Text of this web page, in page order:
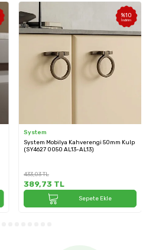
%10
İndirim
System
System Mobilya Kahverengi 50mm Kulp
(SY4627 0050 AL13-AL13)
433,03TL
389,73 TL
Sepete Ekle